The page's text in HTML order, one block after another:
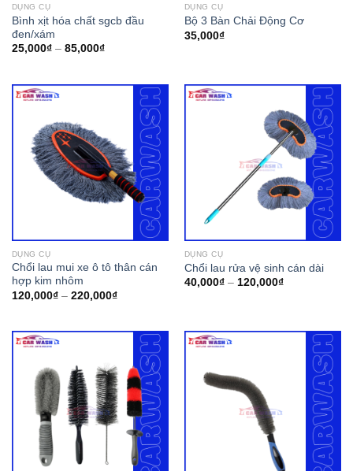
DỤNG CỤ
Bình xịt hóa chất sgcb đầu
đen/xám
25,000₫– 85,000₫
DỤNG CỤ
Bộ 3 Bàn Chải Động Cơ
35,000₫
DỤNG CỤ
Chổi lau mui xe ô tô thân cán
hợp kim nhôm
120,000₫– 220,000₫
DỤNG CỤ
Chổi lau rửa vệ sinh cán dài
40,000₫– 120,000₫